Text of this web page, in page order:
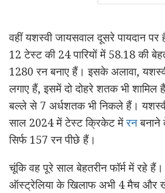
वहीं यशस्वी जायसवाल दूसरे पायदान
12 टेस्ट की 24 पारियों में 58.18 की
1280 रन बनाए हैं। इसके अलावा,
लगाए हैं, इसमें दो दोहरे शतक भी शामिल
बल्ले से 7 अर्धशतक भी निकले हैं।
साल 2024 में टेस्ट क्रिकेट मेंरनबनाने
सिर्फ 157 रन पीछे हैं।
चूंकि वह पूरे साल बेहतरीन फॉर्म में रहे
ऑस्ट्रेलिया के खिलाफ अभी 4 मैच और